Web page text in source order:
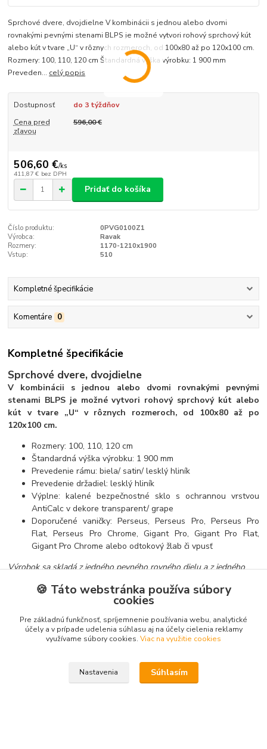
Sprchové dvere, dvojdielne V kombinácii s jednou alebo dvomi
rovnakými pevnými stenami BLPS je možné vytvori rohový sprchový kút
alebo kút v tvare „U“ v rôznych rozmeroch, od 100x80 až po 120x100 cm.
Rozmery: 100, 110, 120 cm Štandardná výška výrobku: 1 900 mm
Preveden... celý popis
Dostupnosť
do 3 týždňov
Cena pred
zľavou
596,00 €
506,60 €/ks
411,87 € bez DPH
Pridať do košíka
Číslo produktu:
0PVG0100Z1
Výrobca:
Ravak
Rozmery:
1170-1210x1900
Vstup:
510
Kompletné špecifikácie
Komentáre 0
Kompletné špecifikácie
Sprchové dvere, dvojdielne
V kombinácii s jednou alebo dvomi rovnakými pevnými
stenami BLPS je možné vytvori rohový sprchový kút alebo
kút v tvare „U“ v rôznych rozmeroch, od 100x80 až po
120x100 cm.
Rozmery: 100, 110, 120 cm
Štandardná výška výrobku: 1 900 mm
Prevedenie rámu: biela/ satin/ lesklý hliník
Prevedenie držadiel: lesklý hliník
Výplne: kalené bezpečnostné sklo s ochrannou vrstvou
AntiCalc v dekore transparent/ grape
Doporučené vaničky: Perseus, Perseus Pro, Perseus Pro
Flat, Perseus Pro Chrome, Gigant Pro, Gigant Pro Flat,
Gigant Pro Chrome alebo odtokový žlab či vpusť
Výrobok sa skladá z jedného pevného rovného dielu a z jedného
vám zjednoduší údržbu. Vďaka nadstavovacím profilom (BLNPS)
môžete sprispôsobiť stavebný otvor až o 2 cm z každej strany.
Nemusíte tak zbytočne platiť za výrobu drahého atypu.
Tovar zaradený v kategóriách
🍪 Táto webstránka používa súbory
cookies
Pre základnú funkčnosť, spríjemnenie používania webu, analytické
účely a v prípade udelenia súhlasu aj na účely cielenia reklamy
využívame súbory cookies. Viac na využitie cookies
Nastavenia Súhlasím